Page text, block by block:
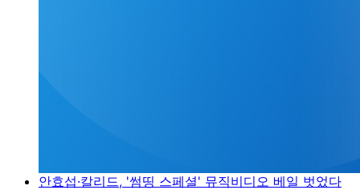
안효섭·칼리드, '썸띵 스페셜' 뮤직비디오 베일 벗었다